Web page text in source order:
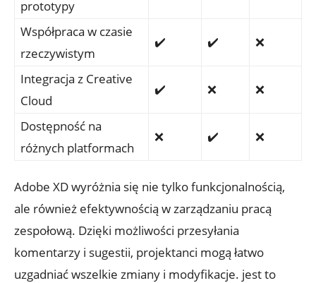
prototypy
Współpraca w czasie
rzeczywistym
✔️ ✔️ ❌
Integracja z Creative
Cloud
✔️ ❌ ❌
Dostępność na⁣
różnych platformach
❌ ✔️ ❌
Adobe XD​ wyróżnia się nie tylko funkcjonalnością,‌
ale również efektywnością w zarządzaniu pracą
zespołową. Dzięki ‍możliwości przesyłania
komentarzy i sugestii, projektanci mogą⁣ łatwo
uzgadniać​ wszelkie ⁤zmiany​ i modyfikacje.⁤ jest⁣ to